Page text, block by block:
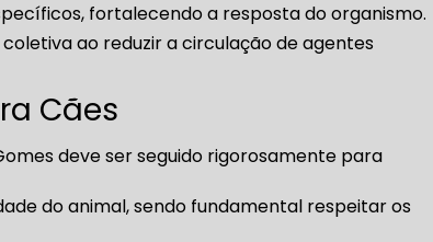
fortalecendo a resposta do organismo.
ao reduzir a circulação de agentes
Cães
deve ser seguido rigorosamente para
do animal, sendo fundamental respeitar os